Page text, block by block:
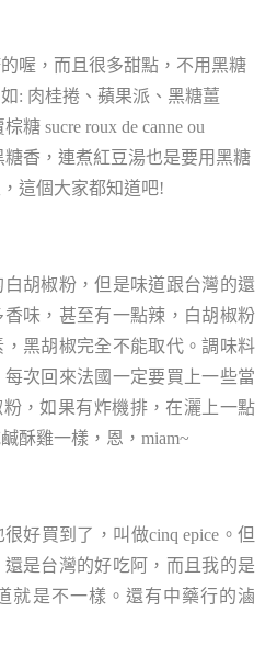
喔，而且很多甜點，不用黑糖
: 肉桂捲、蘋果派、黑糖薑
糖 sucre roux de canne ou
糖香，連煮紅豆湯也是要用黑糖
這個大家都知道吧!
胡椒粉，但是味道跟台灣的還
味，甚至有一點辣，白胡椒粉
黑胡椒完全不能取代。調味料
次回來法國一定要買上一些當
，如果有炸機排，在灑上一點
酥雞一樣，恩，miam~
好買到了，叫做cinq epice。但
是台灣的好吃阿，而且我的是
就是不一樣。還有中藥行的滷